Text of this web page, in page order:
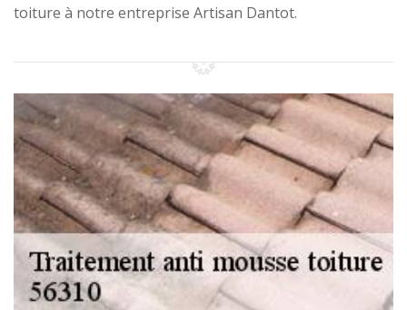
toiture à notre entreprise Artisan Dantot.